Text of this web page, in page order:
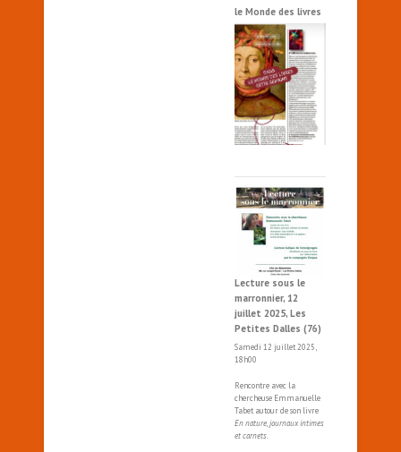
le Monde des livres
Lecture sous le
marronnier, 12
juillet 2025, Les
Petites Dalles (76)
Samedi 12 juillet 2025,
18h00
Rencontre avec la
chercheuse Emmanuelle
Tabet autour de son livre
En nature, journaux intimes
et carnets